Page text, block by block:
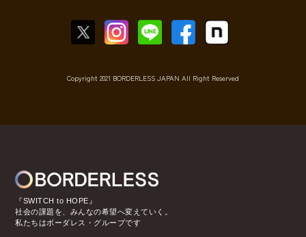
Copyright 2021 BORDERLESS JAPAN All Right Reserved
『SWITCH to HOPE』
社会の課題を、みんなの希望へ変えていく。
私たちはボーダレス・グループです